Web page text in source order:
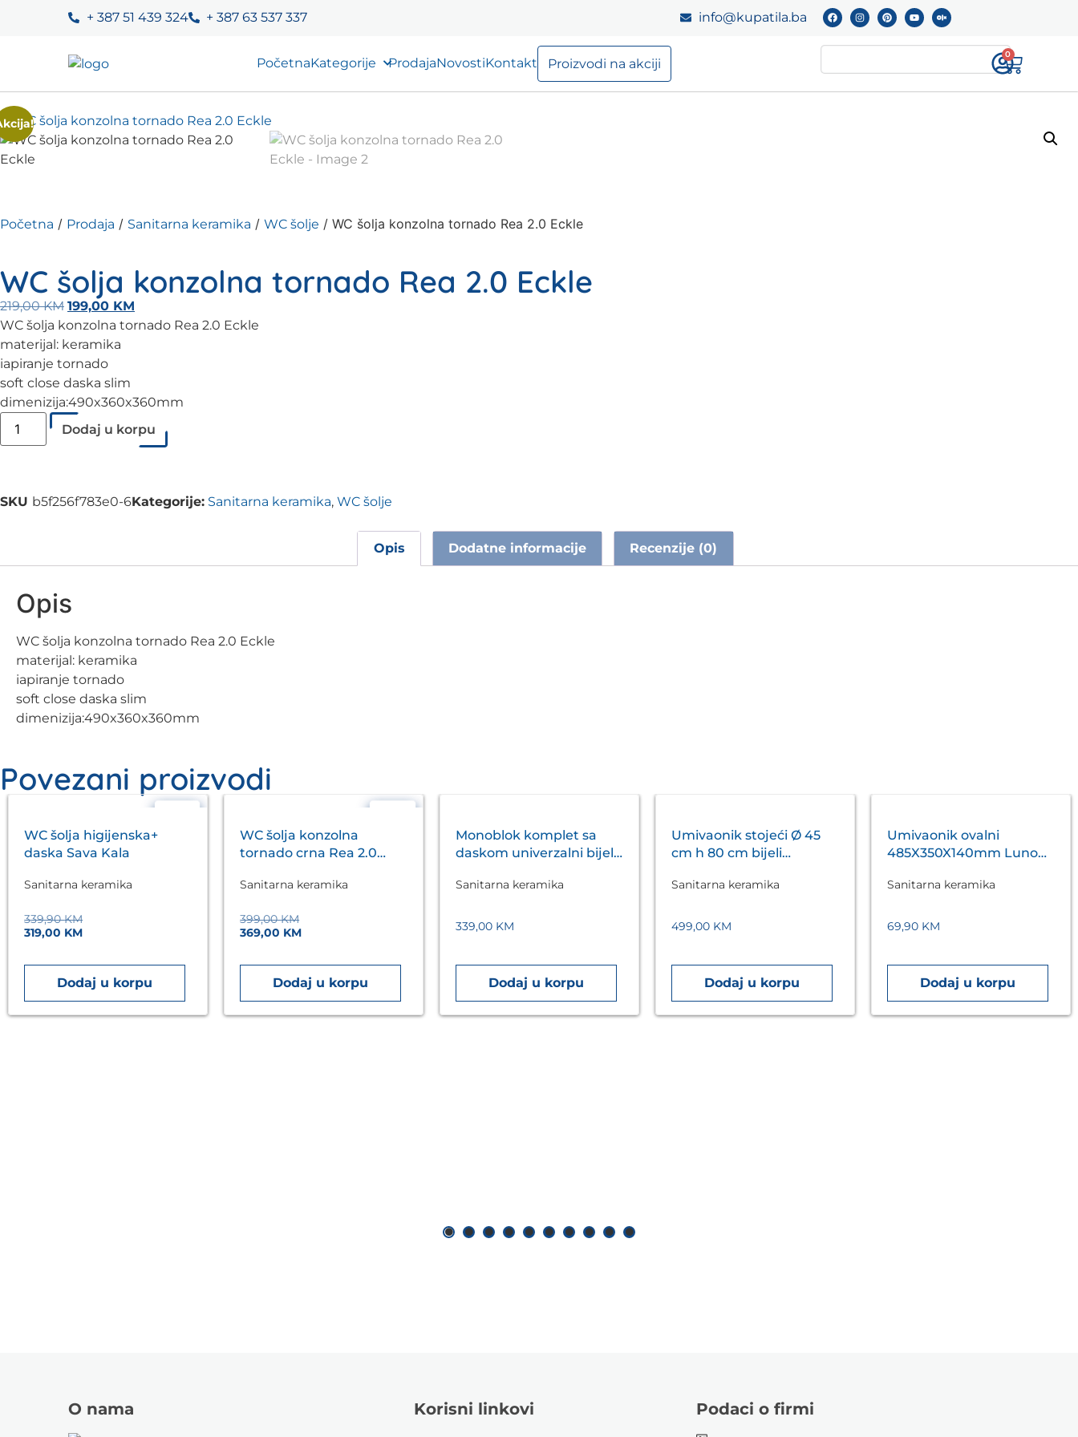
+ 387 51 439 324 + 387 63 537 337 info@kupatila.ba
PočetnaKategorije ProdajaNovostiKontakt Proizvodi na akciji
0
Početna / Prodaja / Sanitarna keramika / WC šolje / WC šolja konzolna tornado Rea 2.0 Eckle
WC šolja konzolna tornado Rea 2.0 Eckle
219,00KM 199,00 KM
WC šolja konzolna tornado Rea 2.0 Eckle
materijal: keramika
iapiranje tornado
soft close daska slim
dimenizija:490x360x360mm
Dodaj u korpu
SKU b5f256f783e0-6Kategorije: Sanitarna keramika, WC šolje
Opis Dodatne informacije Recenzije (0)
Opis
WC šolja konzolna tornado Rea 2.0 Eckle
materijal: keramika
iapiranje tornado
soft close daska slim
dimenizija:490x360x360mm
Povezani proizvodi
WC šolja higijenska+
daska Sava Kala
Sanitarna keramika
339,90KM
319,00 KM
Dodaj u korpu
WC šolja konzolna
tornado crna Rea 2.0
Sanitarna keramika
399,00KM
369,00 KM
Dodaj u korpu
Monoblok komplet sa
daskom univerzalni bijeli
Sanitarna keramika
339,00 KM
Dodaj u korpu
Umivaonik stojeći Ø 45
cm h 80 cm bijeli
Sanitarna keramika
499,00 KM
Dodaj u korpu
Umivaonik ovalni
485X350X140mm Luno
Sanitarna keramika
69,90 KM
Dodaj u korpu
O nama Korisni linkovi Podaci o firmi